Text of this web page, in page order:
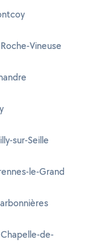
Vineuse
sur-Seille
le-Grand
de-